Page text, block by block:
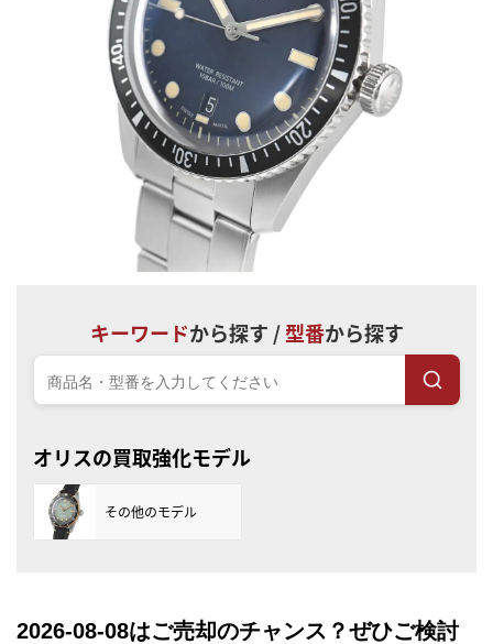
を用いた玄人向けのモデルまでを低価格で販売するオリスの時計
は、中古市場での人気も絶えません。
宝石広場では新品・中古問わず多くの販売実績があり、その販売
力によって高額買い取りをさせていただきます。
キーワードから探す /型番から探す
オリスの買取強化モデル
その他のモデル
2026-08-08はご売却のチャンス？ぜひご検討